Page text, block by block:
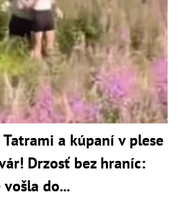
a kúpaní v plese
Drzosť bez hraníc:
do...